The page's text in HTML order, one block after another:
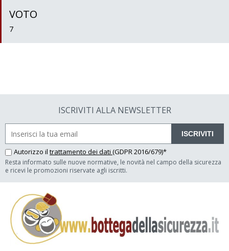
VOTO
7
ISCRIVITI ALLA NEWSLETTER
ISCRIVITI
Autorizzo il trattamento dei dati (GDPR 2016/679)*
Resta informato sulle nuove normative, le novità nel campo della sicurezza
e ricevi le promozioni riservate agli iscritti.